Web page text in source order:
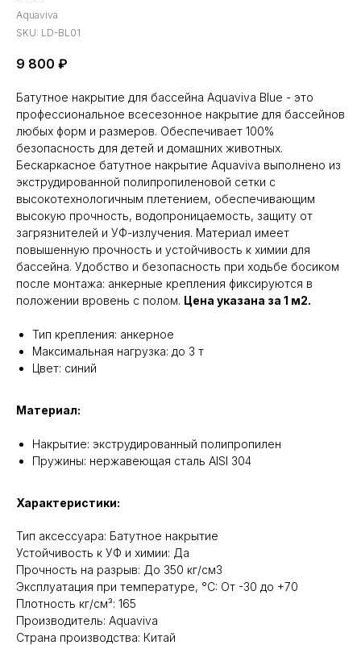
Aquaviva
SKU: LD-BL01
9 800 ₽
Батутное накрытие для бассейна Aquaviva Blue - это
профессиональное всесезонное накрытие для бассейнов
любых форм и размеров. Обеспечивает 100%
безопасность для детей и домашних животных.
Бескаркасное батутное накрытие Aquaviva выполнено из
экструдированной полипропиленовой сетки с
высокотехнологичным плетением, обеспечивающим
высокую прочность, водопроницаемость, защиту от
загрязнителей и УФ-излучения. Материал имеет
повышенную прочность и устойчивость к химии для
бассейна. Удобство и безопасность при ходьбе босиком
после монтажа: анкерные крепления фиксируются в
положении вровень с полом. Цена указана за 1 м2.
Тип крепления: анкерное
Максимальная нагрузка: до 3 т
Цвет: синий
Материал:
Накрытие: экструдированный полипропилен
Пружины: нержавеющая сталь AISI 304
Характеристики:
Тип аксессуара: Батутное накрытие
Устойчивость к УФ и химии: Да
Прочность на разрыв: До 350 кг/см3
Эксплуатация при температуре, °C: От -30 до +70
Плотность кг/см³: 165
Производитель: Aquaviva
Cтрана производства: Китай